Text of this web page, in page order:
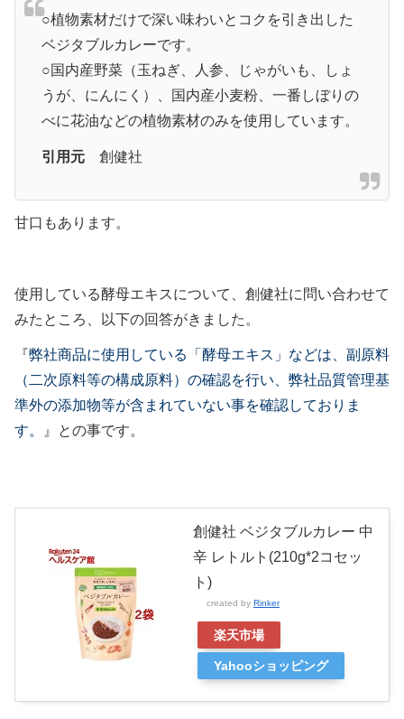
○植物素材だけで深い味わいとコクを引き出した
ベジタブルカレーです。
○国内産野菜（玉ねぎ、人参、じゃがいも、しょ
うが、にんにく）、国内産小麦粉、一番しぼりの
べに花油などの植物素材のみを使用しています。
引用元創健社
甘口もあります。
使用している酵母エキスについて、創健社に問い合わせて
みたところ、以下の回答がきました。
『弊社商品に使用している「酵母エキス」などは、副原料
（二次原料等の構成原料）の確認を行い、弊社品質管理基
準外の添加物等が含まれていない事を確認しておりま
す。
』との事です。
創健社 ベジタブルカレー 中
辛 レトルト(210g*2コセッ
ト)
created by Rinker
楽天市場
Yahooショッピング